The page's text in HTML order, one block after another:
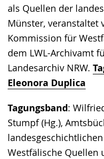
als Quellen der
Münster, veranstaltet
Kommission für
dem LWL-Archivamt
Landesarchiv NRW.
Eleonora Duplica
Tagungsband:
Stumpf (Hg.),
Westfälische Quellen